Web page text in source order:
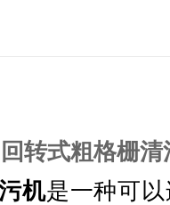
回转式粗格栅清
机是一种可